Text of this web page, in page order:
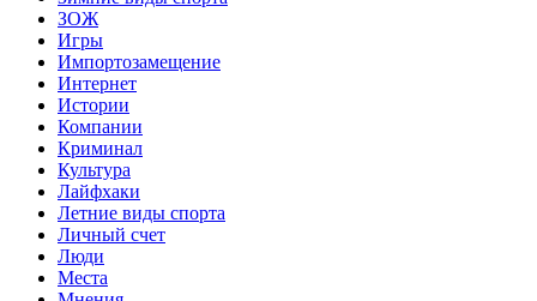
ЗОЖ
Игры
Импортозамещение
Интернет
Истории
Компании
Криминал
Культура
Лайфхаки
Летние виды спорта
Личный счет
Люди
Места